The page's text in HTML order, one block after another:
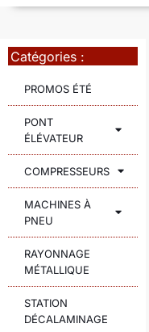
Catégories :
PROMOS ÉTÉ
PONT
ÉLÉVATEUR
COMPRESSEURS
MACHINES À
PNEU
RAYONNAGE
MÉTALLIQUE
STATION
DÉCALAMINAGE